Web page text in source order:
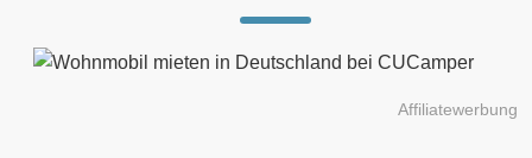
Affiliatewerbung